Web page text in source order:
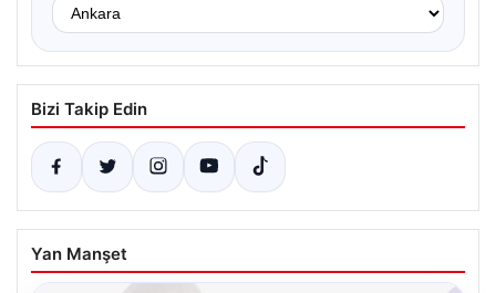
Bizi Takip Edin
Yan Manşet